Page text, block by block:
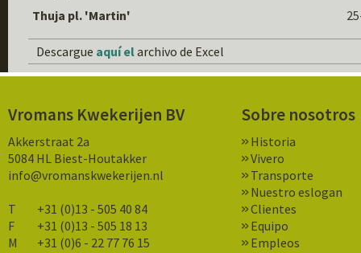
Thuja pl. 'Martin'
Descargue aquí elarchivo de Excel
Vromans Kwekerijen BV
Akkerstraat 2a
5084 HL Biest-Houtakker
info@vromanskwekerijen.nl
T
+31 (0)13 - 505 40 84
F
+31 (0)13 - 505 18 13
M
+31 (0)6 - 22 77 76 15
Sobre nosotros
Historia
Vivero
Transporte
Nuestro eslogan
Clientes
Equipo
Empleos